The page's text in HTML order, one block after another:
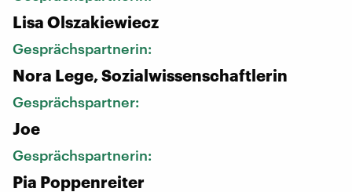
Lisa Olszakiewiecz
Gesprächspartnerin:
Nora Lege, Sozialwissenschaftlerin
Gesprächspartner:
Joe
Gesprächspartnerin:
Pia Poppenreiter